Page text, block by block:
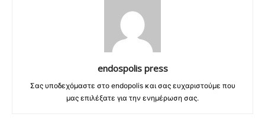
endospolis press
Σας υποδεχόμαστε στο endopolis και σας ευχαριστούμε που
μας επιλέξατε για την ενημέρωση σας.